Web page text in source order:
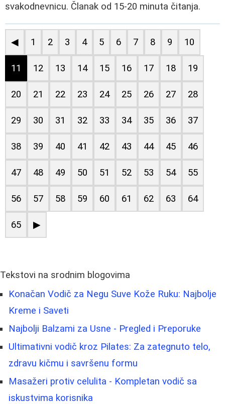
svakodnevnicu. Članak od 15-20 minuta čitanja.
◀ 1 2 3 4 5 6 7 8 9 10
11 12 13 14 15 16 17 18 19
20 21 22 23 24 25 26 27 28
29 30 31 32 33 34 35 36 37
38 39 40 41 42 43 44 45 46
47 48 49 50 51 52 53 54 55
56 57 58 59 60 61 62 63 64
65 ▶
Tekstovi na srodnim blogovima
Konačan Vodič za Negu Suve Kože Ruku: Najbolje
Kreme i Saveti
Najbolji Balzami za Usne - Pregled i Preporuke
Ultimativni vodič kroz Pilates: Za zategnuto telo,
zdravu kičmu i savršenu formu
Masažeri protiv celulita - Kompletan vodič sa
iskustvima korisnika